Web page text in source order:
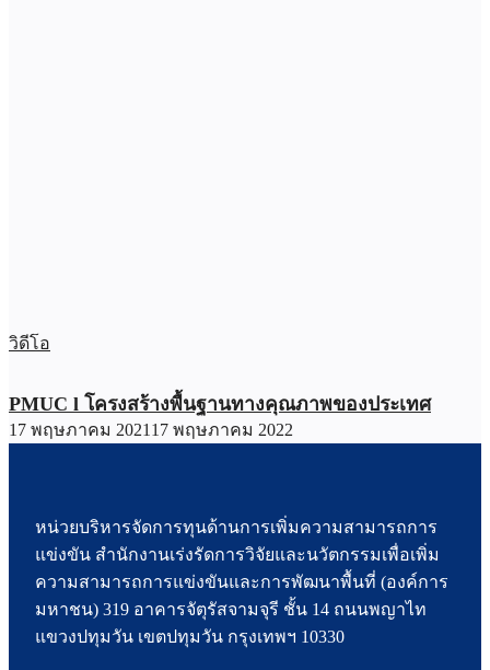
วิดีโอ
PMUC l โครงสร้างพื้นฐานทางคุณภาพของประเทศ
17 พฤษภาคม 2021 17 พฤษภาคม 2022
หน่วยบริหารจัดการทุนด้านการเพิ่มความสามารถการ
แข่งขัน สำนักงานเร่งรัดการวิจัยและนวัตกรรมเพื่อเพิ่ม
ความสามารถการแข่งขันและการพัฒนาพื้นที่ (องค์การ
มหาชน) 319 อาคารจัตุรัสจามจุรี ชั้น 14 ถนนพญาไท
แขวงปทุมวัน เขตปทุมวัน กรุงเทพฯ 10330